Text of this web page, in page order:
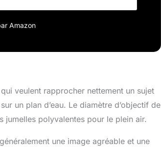
Amazon
veulent rapprocher nettement un sujet
un plan d’eau. Le diamètre d’objectif de
jumelles polyvalentes pour le plein air.
une image agréable et une